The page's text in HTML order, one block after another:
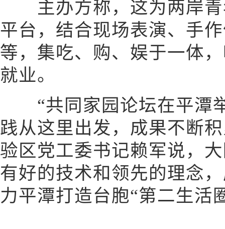
主办方称，这为两岸青
平台，结合现场表演、手
等，集吃、购、娱于一体
就业。
“共同家园论坛在平潭
践从这里出发，成果不断
验区党工委书记赖军说，
有好的技术和领先的理念
力平潭打造台胞“第二生活